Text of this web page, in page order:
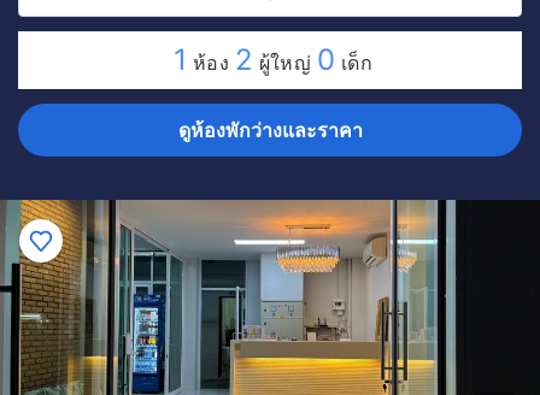
1 ห้อง 2 ผู้ใหญ่ 0 เด็ก
ดูห้องพักว่างและราคา